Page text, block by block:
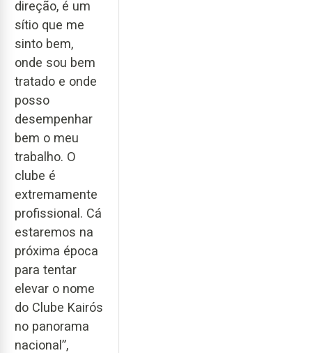
direção, é um
sítio que me
sinto bem,
onde sou bem
tratado e onde
posso
desempenhar
bem o meu
trabalho. O
clube é
extremamente
profissional. Cá
estaremos na
próxima época
para tentar
elevar o nome
do Clube Kairós
no panorama
nacional”,